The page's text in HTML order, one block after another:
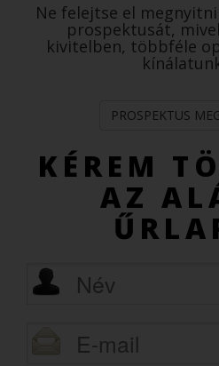
Ne felejtse el
prospektusát,
kivitelben, többféle
PROSPEKTUS
KÉREM
AZ